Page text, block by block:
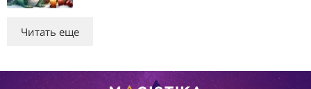
Читать еще